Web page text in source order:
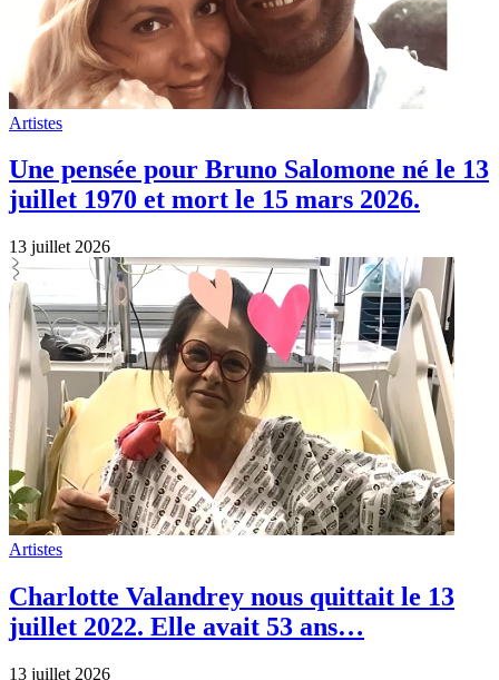
Artistes
Une pensée pour Bruno Salomone né le 13
juillet 1970 et mort le 15 mars 2026.
13 juillet 2026
Artistes
Charlotte Valandrey nous quittait le 13
juillet 2022. Elle avait 53 ans…
13 juillet 2026